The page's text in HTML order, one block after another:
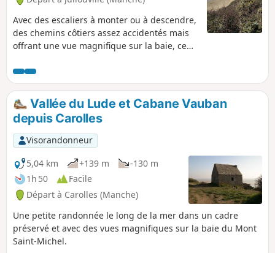
Avec des escaliers à monter ou à descendre,
des chemins côtiers assez accidentés mais
offrant une vue magnifique sur la baie, ce
kilomètres de goudron sur petites routes
peu fréquentées, permet d'apprécier en
deuxième partie une magnifique vue sur le
bocage normand puis sur la côte du
Cotentin.
Vallée du Lude et Cabane Vauban
depuis Carolles
Visorandonneur
5,04 km
+139 m
-130 m
1h 50
Facile
Départ à Carolles (Manche)
Une petite randonnée le long de la mer dans un cadre
préservé et avec des vues magnifiques sur la baie du Mont
Saint-Michel.